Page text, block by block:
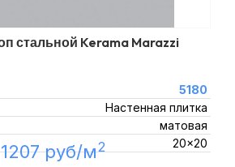
стальной Kerama Marazzi
5180
Настенная плитка
матовая
20x20
1207 руб/м2